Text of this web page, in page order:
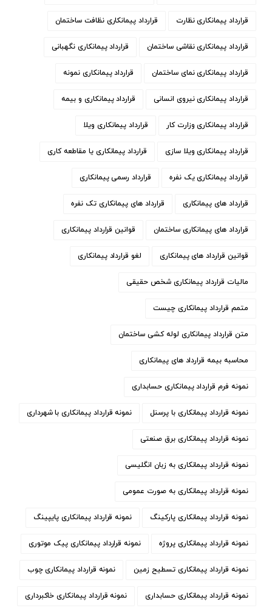
قرارداد پیمانکاری نظارت قرارداد پیمانکاری نظافت ساختمان
قرارداد پیمانکاری نقاشی ساختمان قرارداد پیمانکاری نگهبانی
قرارداد پیمانکاری نمای ساختمان قرارداد پیمانکاری نمونه
قرارداد پیمانکاری نیروی انسانی قرارداد پیمانکاری و بیمه
قرارداد پیمانکاری وزارت کار قرارداد پیمانکاری ویلا
قرارداد پیمانکاری ویلا سازی قرارداد پیمانکاری یا مقاطعه کاری
قرارداد پیمانکاری یک نفره قرارداد رسمی پیمانکاری
قرارداد های پیمانکاری قرارداد های پیمانکاری تک نفره
قرارداد های پیمانکاری ساختمان قوانین قرارداد پیمانکاری
قوانین قرارداد های پیمانکاری لغو قرارداد پیمانکاری
مالیات قرارداد پیمانکاری شخص حقیقی
متمم قرارداد پیمانکاری چیست
متن قرارداد پیمانکاری لوله کشی ساختمان
محاسبه بیمه قرارداد های پیمانکاری
نمونه فرم قرارداد پیمانکاری حسابداری
نمونه قرارداد پیمانکاری با پرسنل نمونه قرارداد پیمانکاری با شهرداری
نمونه قرارداد پیمانکاری برق صنعتی
نمونه قرارداد پیمانکاری به زبان انگلیسی
نمونه قرارداد پیمانکاری به صورت عمومی
نمونه قرارداد پیمانکاری پارکینگ نمونه قرارداد پیمانکاری پایپینگ
نمونه قرارداد پیمانکاری پروژه نمونه قرارداد پیمانکاری پیک موتوری
نمونه قرارداد پیمانکاری تسطیح زمین نمونه قرارداد پیمانکاری چوب
نمونه قرارداد پیمانکاری حسابداری نمونه قرارداد پیمانکاری خاکبرداری